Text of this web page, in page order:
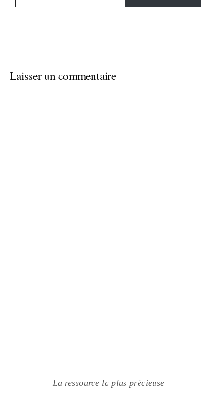
Laisser un commentaire
La ressource la plus précieuse